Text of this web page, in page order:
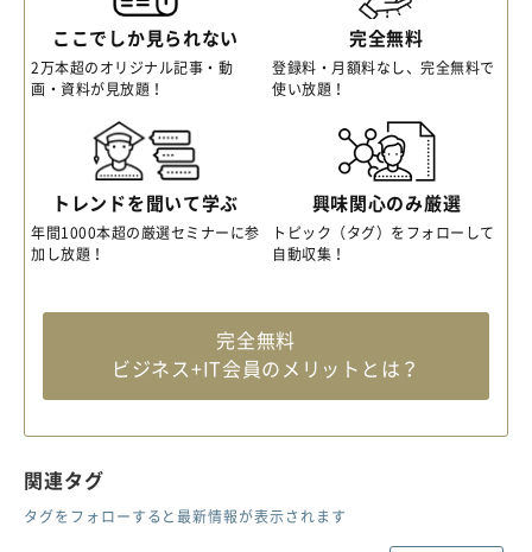
ここでしか見られない
2万本超のオリジナル記事・動
画・資料が見放題！
完全無料
登録料・月額料なし、完全無料で
使い放題！
トレンドを聞いて学ぶ
年間1000本超の厳選セミナーに参
加し放題！
興味関心のみ厳選
トピック（タグ）をフォローして
自動収集！
完全無料
ビジネス+IT会員のメリットとは？
関連タグ
タグをフォローすると最新情報が表示されます